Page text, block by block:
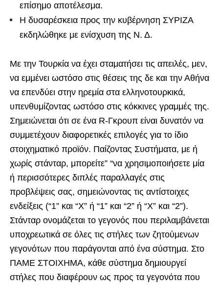
επίσημο αποτέλεσμα.
Η δυσαρέσκεια προς την κυβέρνηση ΣΥΡΙΖΑ
εκδηλώθηκε με ενίσχυση της Ν. Δ.
Με την Τουρκία να έχει σταματήσει τις απειλές, μεν,
να εμμένει ωστόσο στις θέσεις της δε και την Αθήνα
να επενδύει στην ηρεμία στα ελληνοτουρκικά,
υπενθυμίζοντας ωστόσο στις κόκκινες γραμμές της.
Σημειώνεται ότι σε ένα R-Γκρουπ είναι δυνατόν να
συμμετέχουν διαφορετικές επιλογές για το ίδιο
στοιχηματικό προϊόν. Παίζοντας Συστήματα, με ή
χωρίς στάνταρ, μπορείτε” “να χρησιμοποιήσετε μία
ή περισσότερες διπλές παραλλαγές στις
προβλέψεις σας, σημειώνοντας τις αντίστοιχες
ενδείξεις (“1” και “Χ” ή “1” και “2” ή “Χ” και “2”).
Στάνταρ ονομάζεται το γεγονός που περιλαμβάνεται
υποχρεωτικά σε όλες τις στήλες των ζητούμενων
γεγονότων που παράγονται από ένα σύστημα. Στο
ΠΑΜΕ ΣΤΟΙΧΗΜΑ, κάθε σύστημα δημιουργεί
στήλες που διαφέρουν ως προς τα γεγονότα που